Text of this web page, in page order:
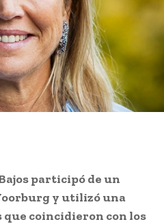
participó de un
y utilizó una
coincidieron con los